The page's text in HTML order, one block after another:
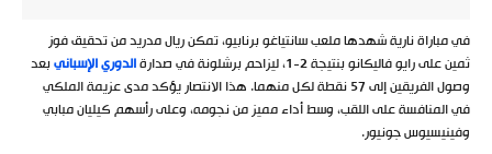
في مباراة نارية شهدها ملعب سانتياغو برنابيو، تمكن ريال مدريد من تحقيق فوز
ثمين على رايو فاليكانو بنتيجة 2-1، ليزاحم برشلونة في صدارة
الدوري الإسبانيبعد
وصول الفريقين إلى 57 نقطة لكل منهما. هذا الانتصار يؤكد مدى عزيمة الملكي
في المنافسة على اللقب، وسط أداء مميز من نجومه، وعلى رأسهم كيليان مبابي
وفينيسيوس جونيور.